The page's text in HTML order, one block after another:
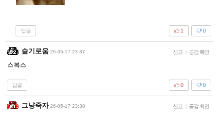
답글 0
1
슬기로움 26-05-17 23:37 신고 | 공감 확인
스복스
답글 0
0
그냥죽자 26-05-17 23:38 신고 | 공감 확인